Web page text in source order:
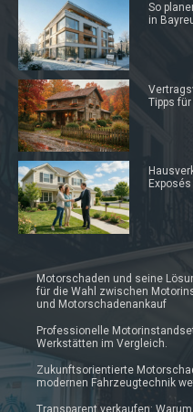
So
in
Tipps
Motorschaden und seine
für die Wahl zwischen
und Motorschadenankauf
Professionelle
Werkstätten im Vergleich.
Zukunftsorientierte
modernen Fahrzeugtechnik
Transparent verkaufen: